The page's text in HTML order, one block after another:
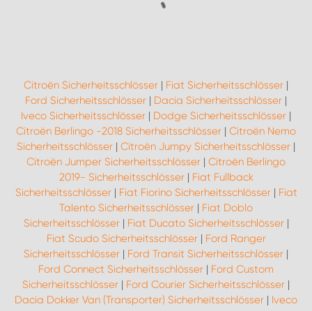
Citroën Sicherheitsschlösser | Fiat Sicherheitsschlösser |
Ford Sicherheitsschlösser | Dacia Sicherheitsschlösser |
Iveco Sicherheitsschlösser | Dodge Sicherheitsschlösser |
Citroën Berlingo -2018 Sicherheitsschlösser | Citroën Nemo
Sicherheitsschlösser | Citroën Jumpy Sicherheitsschlösser |
Citroën Jumper Sicherheitsschlösser | Citroën Berlingo
2019- Sicherheitsschlösser| Fiat Fullback
Sicherheitsschlösser| Fiat Fiorino Sicherheitsschlösser| Fiat
Talento Sicherheitsschlösser | Fiat Doblo
Sicherheitsschlösser| Fiat Ducato Sicherheitsschlösser|
Fiat Scudo Sicherheitsschlösser| Ford Ranger
Sicherheitsschlösser | Ford Transit Sicherheitsschlösser |
Ford Connect Sicherheitsschlösser | Ford Custom
Sicherheitsschlösser | Ford Courier Sicherheitsschlösser |
Dacia Dokker Van (Transporter) Sicherheitsschlösser | Iveco